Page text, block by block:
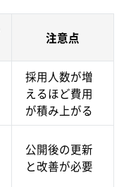
注意点
採用人数が増
えるほど費用
が積み上がる
公開後の更新
と改善が必要